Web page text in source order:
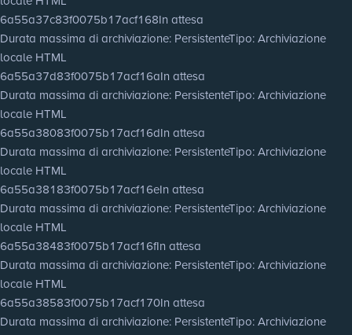
6a55a37c83f0075b17acf168In attesa
Durata massima di archiviazione: PersistenteTipo: Archiviazione
locale HTML
6a55a37d83f0075b17acf16aIn attesa
Durata massima di archiviazione: PersistenteTipo: Archiviazione
locale HTML
6a55a38083f0075b17acf16dIn attesa
Durata massima di archiviazione: PersistenteTipo: Archiviazione
locale HTML
6a55a38183f0075b17acf16eIn attesa
Durata massima di archiviazione: PersistenteTipo: Archiviazione
locale HTML
6a55a38483f0075b17acf16fIn attesa
Durata massima di archiviazione: PersistenteTipo: Archiviazione
locale HTML
6a55a38583f0075b17acf170In attesa
Durata massima di archiviazione: PersistenteTipo: Archiviazione